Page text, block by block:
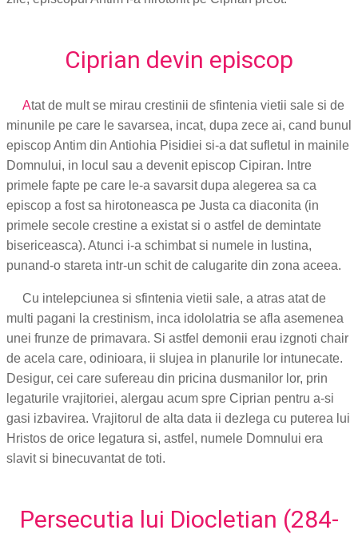
Ciprian devin episcop
Atat de mult se mirau crestinii de sfintenia vietii sale si de
minunile pe care le savarsea, incat, dupa zece ai, cand bunul
episcop Antim din Antiohia Pisidiei si-a dat sufletul in mainile
Domnului, in locul sau a devenit episcop Cipiran. Intre
primele fapte pe care le-a savarsit dupa alegerea sa ca
episcop a fost sa hirotoneasca pe Justa ca diaconita (in
primele secole crestine a existat si o astfel de demintate
bisericeasca). Atunci i-a schimbat si numele in Iustina,
punand-o stareta intr-un schit de calugarite din zona aceea.
Cu intelepciunea si sfintenia vietii sale, a atras atat de
multi pagani la crestinism, inca idololatria se afla asemenea
unei frunze de primavara. Si astfel demonii erau izgnoti chair
de acela care, odinioara, ii slujea in planurile lor intunecate.
Desigur, cei care sufereau din pricina dusmanilor lor, prin
legaturile vrajitoriei, alergau acum spre Ciprian pentru a-si
gasi izbavirea. Vrajitorul de alta data ii dezlega cu puterea lui
Hristos de orice legatura si, astfel, numele Domnului era
slavit si binecuvantat de toti.
Persecutia lui Diocletian (284-